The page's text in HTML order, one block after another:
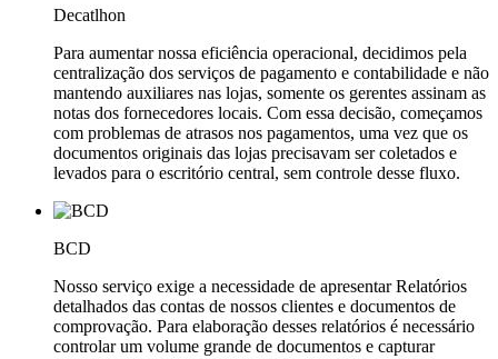
Decatlhon
Para aumentar nossa eficiência operacional, decidimos pela
centralização dos serviços de pagamento e contabilidade e não
mantendo auxiliares nas lojas, somente os gerentes assinam as
notas dos fornecedores locais. Com essa decisão, começamos
com problemas de atrasos nos pagamentos, uma vez que os
documentos originais das lojas precisavam ser coletados e
levados para o escritório central, sem controle desse fluxo.
BCD
Nosso serviço exige a necessidade de apresentar Relatórios
detalhados das contas de nossos clientes e documentos de
comprovação. Para elaboração desses relatórios é necessário
controlar um volume grande de documentos e capturar